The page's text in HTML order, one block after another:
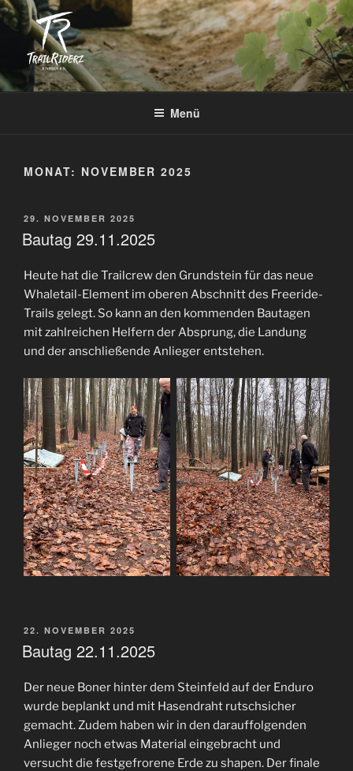
Zum
Inhalt
springen
TRAILRIDERZ EINBECK E.V.
Mountainbike Verein in Einbeck
Menü
MONAT: NOVEMBER 2025
VERÖFFENTLICHT
AM
29. NOVEMBER 2025
Bautag 29.11.2025
Heute hat die Trailcrew den Grundstein für das neue
Whaletail-Element im oberen Abschnitt des Freeride-
Trails gelegt. So kann an den kommenden Bautagen
mit zahlreichen Helfern der Absprung, die Landung
und der anschließende Anlieger entstehen.​​
VERÖFFENTLICHT
AM
22. NOVEMBER 2025
Bautag 22.11.2025
Der neue Boner hinter dem Steinfeld auf der Enduro
wurde beplankt und mit Hasendraht rutschsicher
gemacht. Zudem haben wir in den darauffolgenden
Anlieger noch etwas Material eingebracht und
versucht die festgefrorene Erde zu shapen. Der finale